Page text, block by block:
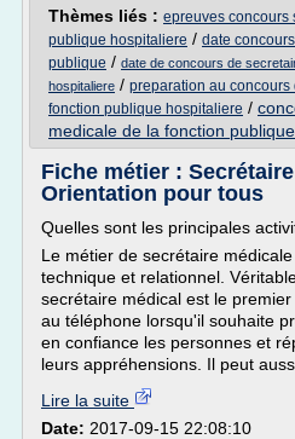
Thèmes liés : epreuves concours
publique hospitaliere / date
publique / date de concours de
hospitaliere / preparation au
fonction publique hospitaliere /
medicale de la fonction
Fiche métier :
Orientation pour tous
Quelles sont les principales
Le métier de secrétaire
technique et relationnel.
secrétaire médical est le
au téléphone lorsqu'il souhaite
en confiance les personnes et
leurs appréhensions. Il peut
Lire la suite
Date: 2017-09-15 22:08:10